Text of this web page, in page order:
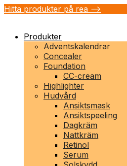
Hitta produkter på rea -->
Produkter
Adventskalendrar
Concealer
Foundation
CC-cream
Highlighter
Hudvård
Ansiktsmask
Ansiktspeeling
Dagkräm
Nattkräm
Retinol
Serum